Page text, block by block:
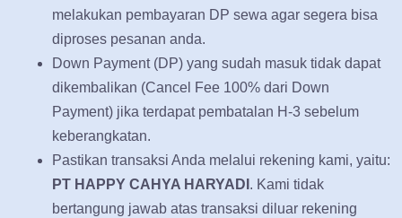
melakukan pembayaran DP sewa agar segera bisa
diproses pesanan anda.
Down Payment (DP) yang sudah masuk tidak dapat
dikembalikan (Cancel Fee 100% dari Down
Payment) jika terdapat pembatalan H-3 sebelum
keberangkatan.
Pastikan transaksi Anda melalui rekening kami, yaitu:
PT HAPPY CAHYA HARYADI . Kami tidak
bertangung jawab atas transaksi diluar rekening